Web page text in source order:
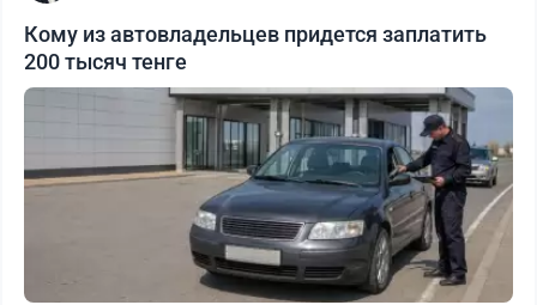
Кому из автовладельцев придется заплатить
200 тысяч тенге